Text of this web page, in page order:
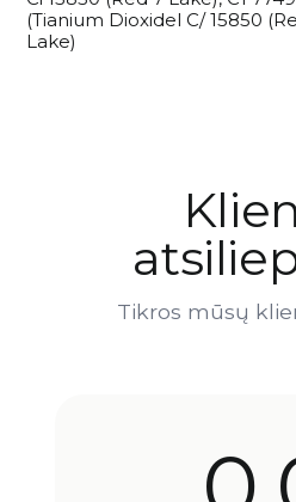
(Tianium Dioxidel C/ 15850
Lake)
Tikros mūsų